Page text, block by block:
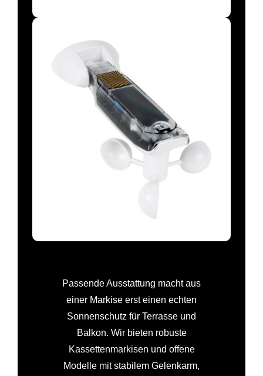
Passende Ausstattung macht aus
einer Markise erst einen echten
Sonnenschutz für Terrasse und
Balkon. Wir bieten robuste
Kassettenmarkisen und offene
Modelle mit stabilem Gelenkarm,